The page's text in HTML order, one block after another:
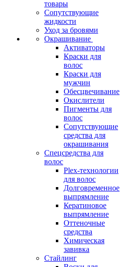
товары
Сопутствующие
жидкости
Уход за бровями
Окрашивание
Активаторы
Краски для
волос
Краски для
мужчин
Обесцвечивание
Окислители
Пигменты для
волос
Сопутствующие
средства для
окрашивания
Спецсредства для
волос
Plex-технологии
для волос
Долговременное
выпрямление
Кератиновое
выпрямление
Оттеночные
средства
Химическая
завивка
Стайлинг